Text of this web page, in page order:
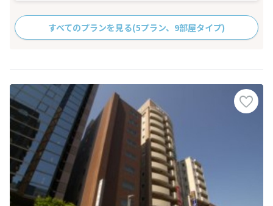
すべてのプランを見る(5プラン、9部屋タイプ)